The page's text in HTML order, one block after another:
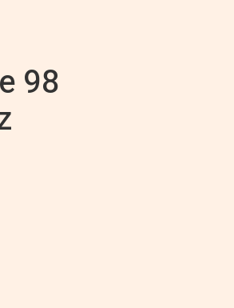
98